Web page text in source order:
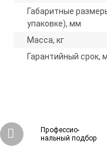
Габаритные
упаковке), мм
Масса, кг
Гарантийный срок,
Профессио-
нальный подбор